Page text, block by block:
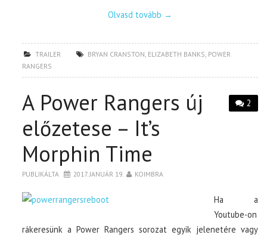
Olvasd tovább →
TRAILER BRYAN CRANSTON, ELIZABETH BANKS, POWER
RANGERS
2
A Power Rangers új
előzetese – It’s
Morphin Time
PUBLIKÁLTA 2017. JANUÁR 19. KOIMBRA
Ha a
Youtube-on
rákeresünk a Power Rangers sorozat egyik jelenetére vagy